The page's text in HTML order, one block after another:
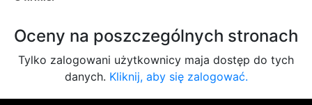
Oceny na poszczególnych stronach
Tylko zalogowani użytkownicy maja dostęp do tych
danych. Kliknij, aby się zalogować.